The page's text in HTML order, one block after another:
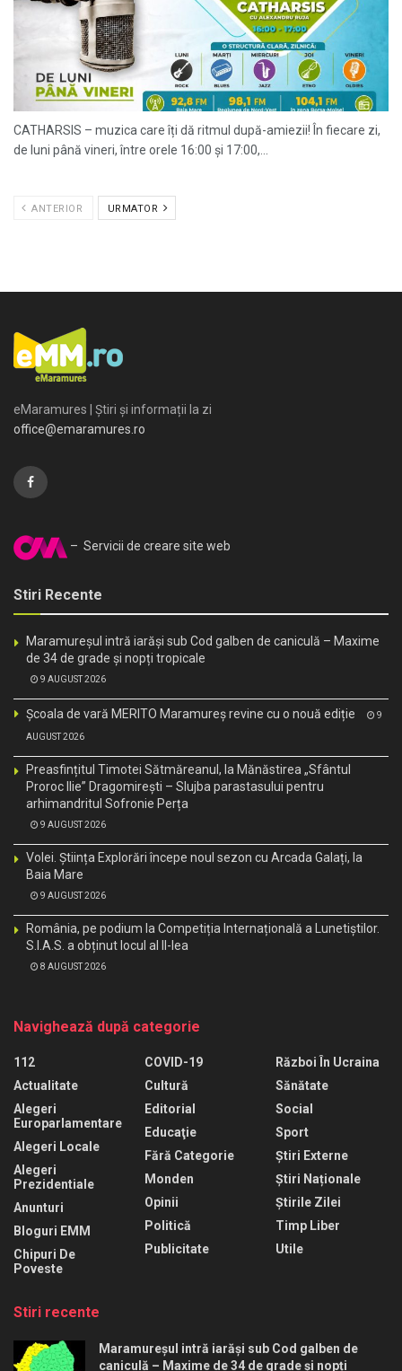
CATHARSIS – muzica care îți dă ritmul după-amiezii! În fiecare zi,
de luni până vineri, între orele 16:00 și 17:00,...
ANTERIOR URMATOR
eMaramures | Știri și informații la zi
office@emaramures.ro
– Servicii de creare site web
Stiri Recente
Maramureșul intră iarăși sub Cod galben de caniculă – Maxime
de 34 de grade și nopți tropicale
9 AUGUST 2026
Școala de vară MERITO Maramureș revine cu o nouă ediție 9
AUGUST 2026
Preasfințitul Timotei Sătmăreanul, la Mănăstirea „Sfântul
Proroc Ilie” Dragomirești – Slujba parastasului pentru
arhimandritul Sofronie Perța
9 AUGUST 2026
Volei. Știința Explorări începe noul sezon cu Arcada Galați, la
Baia Mare
9 AUGUST 2026
România, pe podium la Competiția Internațională a Lunetiștilor.
S.I.A.S. a obținut locul al II-lea
8 AUGUST 2026
Navighează după categorie
112
Actualitate
Alegeri
Europarlamentare
Alegeri Locale
Alegeri
Prezidentiale
Anunturi
Bloguri EMM
Chipuri De
Poveste
COVID-19
Cultură
Editorial
Educaţie
Fără Categorie
Monden
Opinii
Politică
Publicitate
Război În Ucraina
Sănătate
Social
Sport
Știri Externe
Știri Naționale
Știrile Zilei
Timp Liber
Utile
Stiri recente
Maramureșul intră iarăși sub Cod galben de
caniculă – Maxime de 34 de grade și nopți